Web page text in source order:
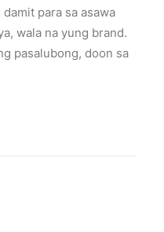
para sa asawa
wala na yung brand.
pasalubong, doon sa